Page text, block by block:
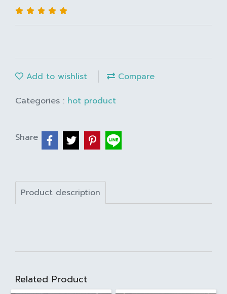
Add to wishlist
Compare
Categories : hot product
Share
Product description
Related Product